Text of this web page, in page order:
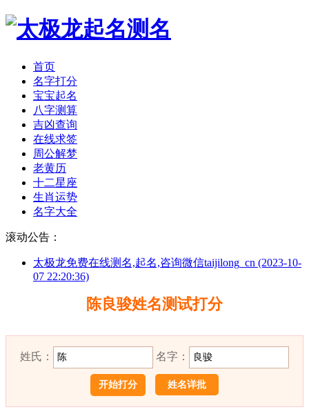
首页
名字打分
宝宝起名
八字测算
吉凶查询
在线求签
周公解梦
老黄历
十二星座
生肖运势
名字大全
滚动公告：
太极龙免费在线测名,起名,咨询微信taijilong_cn (2023-10-
07 22:20:36)
陈良骏姓名测试打分
姓氏： 名字：
姓名详批